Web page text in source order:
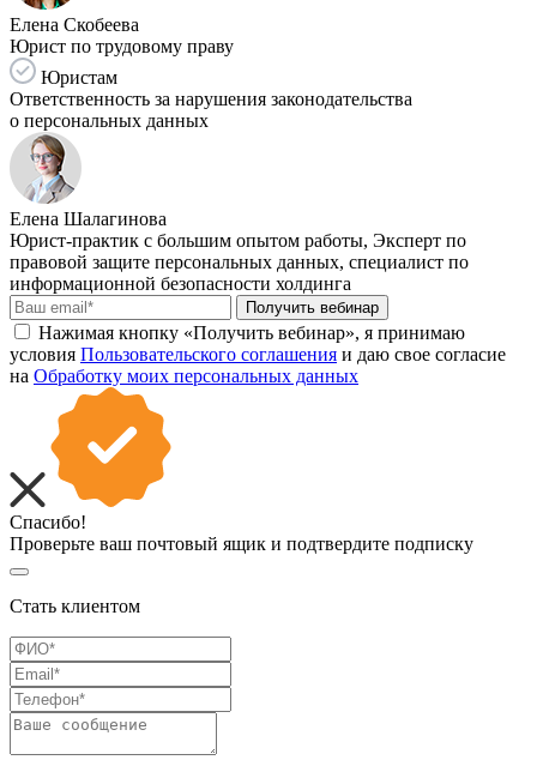
Елена Скобеева
Юрист по трудовому праву
Юристам
Ответственность за нарушения законодательства
о персональных данных
Елена Шалагинова
Юрист-практик с большим опытом работы, Эксперт по
правовой защите персональных данных, специалист по
информационной безопасности холдинга
Получить вебинар
Нажимая кнопку «Получить вебинар», я принимаю
условия Пользовательского соглашения и даю свое согласие
на Обработку моих персональных данных
Спасибо!
Проверьте ваш почтовый ящик и подтвердите подписку
Стать клиентом